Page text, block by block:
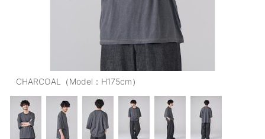
OUTERS : アウター
LADIES : レディース
DENIM : デニム
PANTS/SKIRT : パンツ・スカート
TOPS : トップス
OUTERS : アウター
CHARCOAL（Model：H175cm）